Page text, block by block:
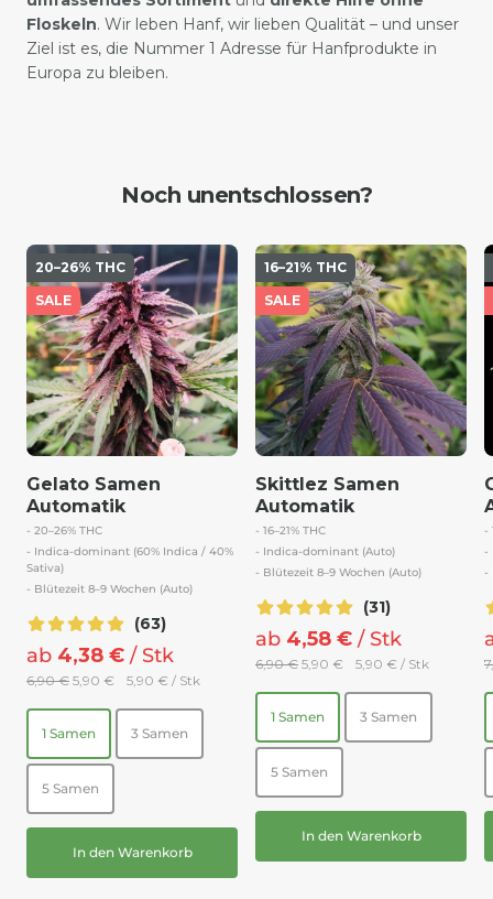
Floskeln. Wir leben Hanf, wir lieben Qualität – und unser
Ziel ist es, die Nummer 1 Adresse für Hanfprodukte in
Europa zu bleiben.
Noch unentschlossen?
20–26% THC
SALE
Gelato Samen
Automatik
- 20–26% THC
- Indica-dominant (60% Indica / 40%
Sativa)
- Blütezeit 8–9 Wochen (Auto)
(63)
ab 4,38 € / Stk
6,90 € 5,90 € 5,90 € / Stk
1 Samen 3 Samen
5 Samen
In den Warenkorb
16–21% THC
SALE
Skittlez Samen
Automatik
- 16–21% THC
- Indica-dominant (Auto)
- Blütezeit 8–9 Wochen (Auto)
(31)
ab 4,58 € / Stk
6,90 € 5,90 € 5,90 € / Stk
1 Samen 3 Samen
5 Samen
In den Warenkorb
-
-
-